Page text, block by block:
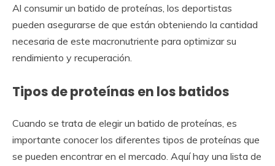
Al consumir un batido de proteínas, los deportistas
pueden asegurarse de que están obteniendo la cantidad
necesaria de este macronutriente para optimizar su
rendimiento y recuperación.
Tipos de proteínas en los batidos
Cuando se trata de elegir un batido de proteínas, es
importante conocer los diferentes tipos de proteínas que
se pueden encontrar en el mercado. Aquí hay una lista de